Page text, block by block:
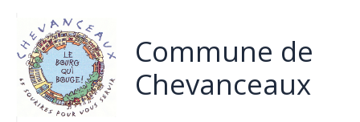
Commune de
Chevanceaux